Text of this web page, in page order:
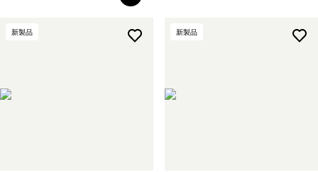
新製品 新製品